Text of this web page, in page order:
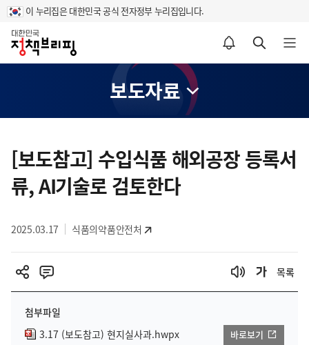
이 누리집은 대한민국 공식 전자정부 누리집입니다.
홈
알림설정 바로가기 검색 바로가기 메뉴 열기
보도자료
텐
츠
영
[보도참고] 수입식품 해외공장 등록서
류, AI기술로 검토한다
2025.03.17 식품의약품안전처
목록
첨부파일
3.17 (보도참고) 현지실사과.hwpx
바로보기